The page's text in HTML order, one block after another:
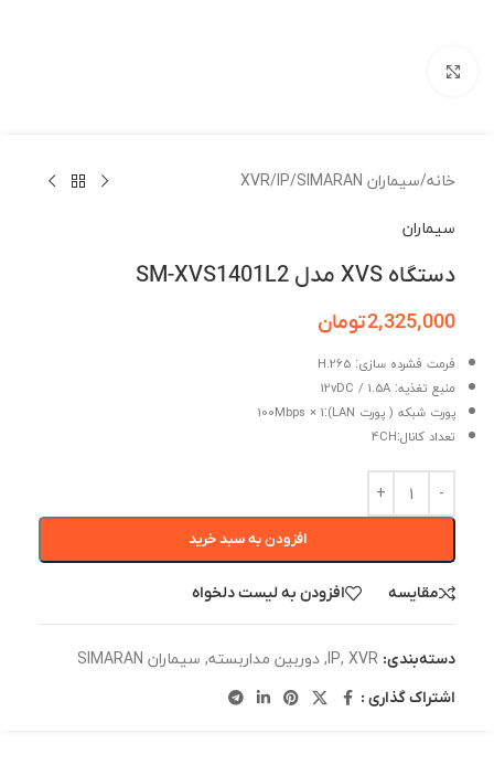
خانه/سیماران SIMARAN /
IP
/
XVR
سیماران
دستگاه XVS مدل SM-XVS1401L2
2,325,000تومان
فرمت فشرده سازی:
H.265
منبع تغذیه:
12vDC / 1.5A
پورت شبکه ( پورت LAN)
:
100Mbps × 1
تعداد کانال:
4CH
افزودن به سبد خرید
مقایسه افزودن به لیست دلخواه
دسته‌بندی: IP, XVR
,دوربین مداربسته, سیماران SIMARAN
اشتراک گذاری :